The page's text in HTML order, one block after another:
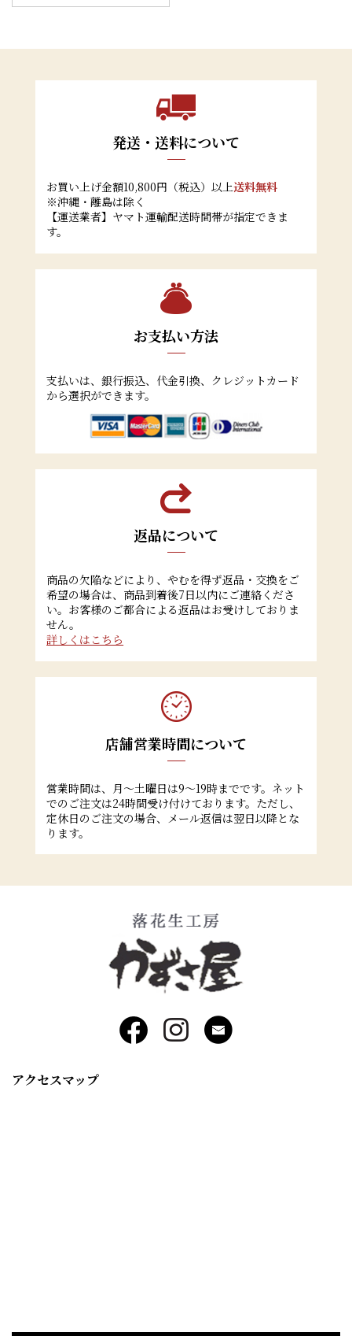
発送・送料について
お買い上げ金額10,800円（税込）以上送料無料
※沖縄・離島は除く
【運送業者】ヤマト運輸配送時間帯が指定できま
す。
お支払い方法
支払いは、銀行振込、代金引換、クレジットカード
から選択ができます。
返品について
商品の欠陥などにより、やむを得ず返品・交換をご
希望の場合は、商品到着後7日以内にご連絡くださ
い。お客様のご都合による返品はお受けしておりま
せん。
詳しくはこちら
店舗営業時間について
営業時間は、月～土曜日は9～19時までです。ネット
でのご注文は24時間受け付けております。ただし、
定休日のご注文の場合、メール返信は翌日以降とな
ります。
アクセスマップ